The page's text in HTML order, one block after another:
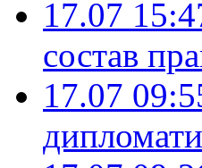
17.07
состав
17.07